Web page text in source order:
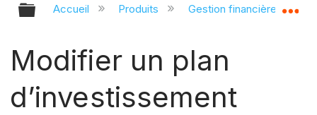
Développer/réduire la hiérarchie
Accueil Produits Gestion financière du
Modifier un plan
d’investissement